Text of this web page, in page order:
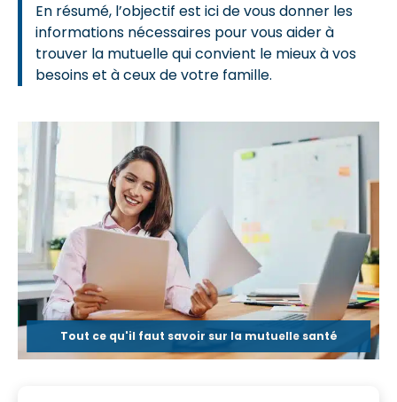
En résumé, l’objectif est ici de vous donner les
informations nécessaires pour vous aider à
trouver la mutuelle qui convient le mieux à vos
besoins et à ceux de votre famille.
Tout ce qu'il faut savoir sur la mutuelle santé